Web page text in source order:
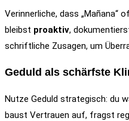
Verinnerliche, dass „Mañana“
bleibst proaktiv,
schriftliche Zusagen, um
Geduld als schärfste
Nutze Geduld strategisch: du
baust Vertrauen auf, fragst